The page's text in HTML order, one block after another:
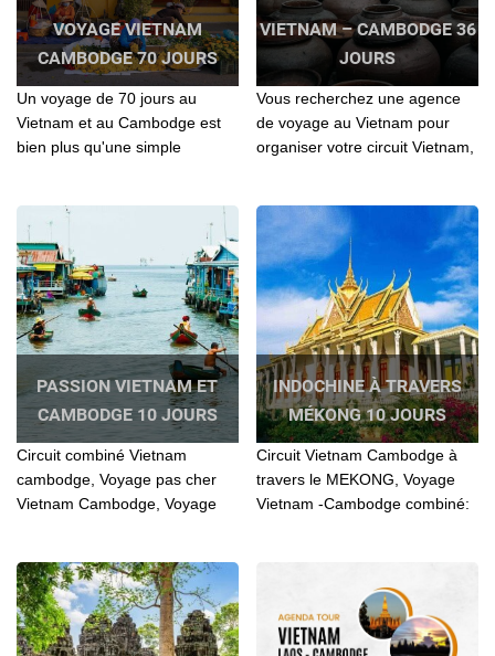
VOYAGE VIETNAM
CAMBODGE 70 JOURS
Un voyage de 70 jours au
Vietnam et au Cambodge est
bien plus qu'une simple
vibrantes et des traditions
ancestrales
VIETNAM – CAMBODGE 36
JOURS
Vous recherchez une agence
de voyage au Vietnam pour
organiser votre circuit Vietnam,
pour vos séjours
PASSION VIETNAM ET
CAMBODGE 10 JOURS
Circuit combiné Vietnam
cambodge, Voyage pas cher
Vietnam Cambodge, Voyage
combiné, Passion Vietnam et
Cambodge
INDOCHINE À TRAVERS
MÉKONG 10 JOURS
Circuit Vietnam Cambodge à
travers le MEKONG, Voyage
Vietnam -Cambodge combiné: